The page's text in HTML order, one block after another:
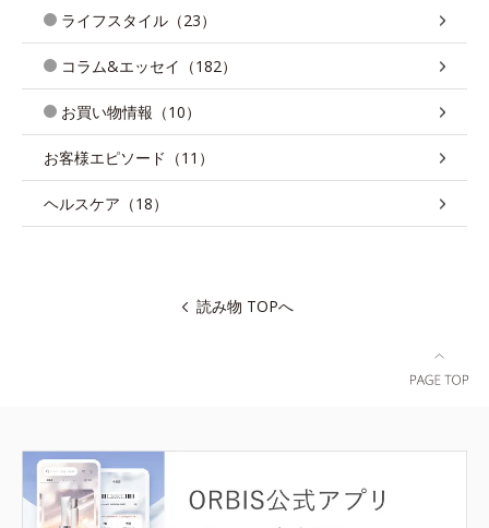
ライフスタイル（23）
コラム&エッセイ（182）
お買い物情報（10）
お客様エピソード（11）
ヘルスケア（18）
読み物 TOPへ